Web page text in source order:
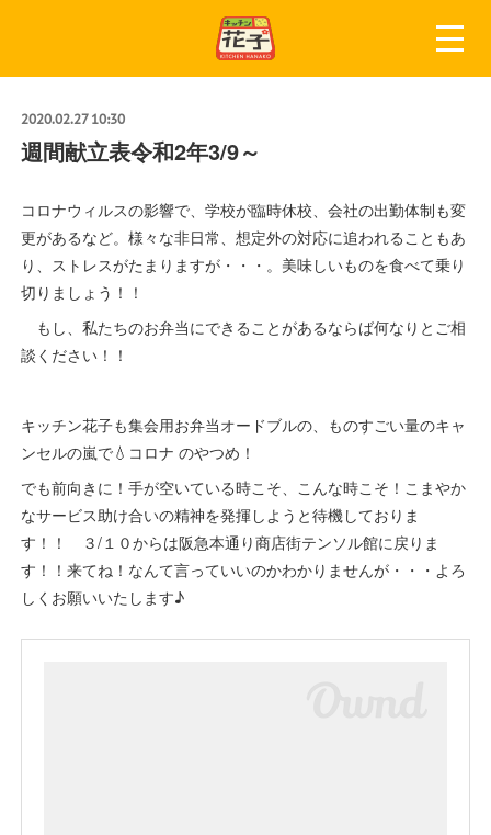
2020.02.27 10:30
週間献立表令和2年3/9～
コロナウィルスの影響で、学校が臨時休校、会社の出勤体制も変
更があるなど。様々な非日常、想定外の対応に追われることもあ
り、ストレスがたまりますが・・・。美味しいものを食べて乗り
切りましょう！！
もし、私たちのお弁当にできることがあるならば何なりとご相
談ください！！
キッチン花子も集会用お弁当オードブルの、ものすごい量のキャ
ンセルの嵐で💧コロナ のやつめ！
でも前向きに！手が空いている時こそ、こんな時こそ！こまやか
なサービス助け合いの精神を発揮しようと待機しておりま
す！！ ３/１０からは阪急本通り商店街テンソル館に戻りま
す！！来てね！なんて言っていいのかわかりませんが・・・よろ
しくお願いいたします♪